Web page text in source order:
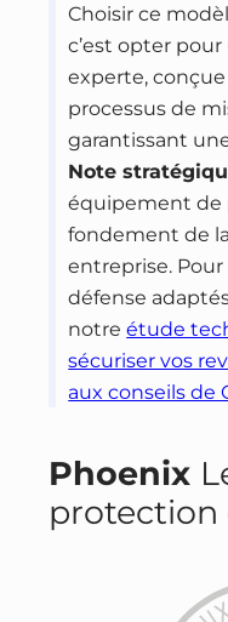
Choisir ce
c’est opter
experte,
processus de
garantissant
Note
équipement de
fondement de
entreprise.
défense
notreétude
sécuriser vos
aux conseils de
Phoenix
protection